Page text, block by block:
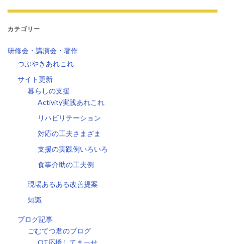
カテゴリー
研修会・講演会・著作
つぶやきあれこれ
サイト更新
暮らしの支援
Activity実践あれこれ
リハビリテーション
対応の工夫さまざま
支援の実践例いろいろ
食事介助の工夫例
現場あるある改善提案
知識
ブログ記事
ごむてつ君のブログ
OT応援してまっせ